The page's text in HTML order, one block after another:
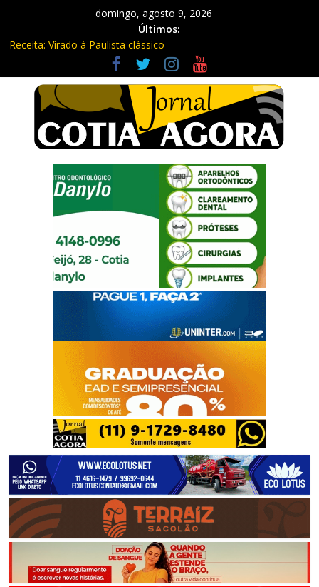
domingo, agosto 9, 2026
Últimos:
Receita: Virado à Paulista clássico
Ladrão de farmácia e procurado por maus-tratos são presos em
Vargem Grande Paulista
Cine Sustentável traz cinema ao ar livre e educação ambiental
para Vargem Grande
WhatsApp vai parar de funcionar em vários celulares antigos em
setembro